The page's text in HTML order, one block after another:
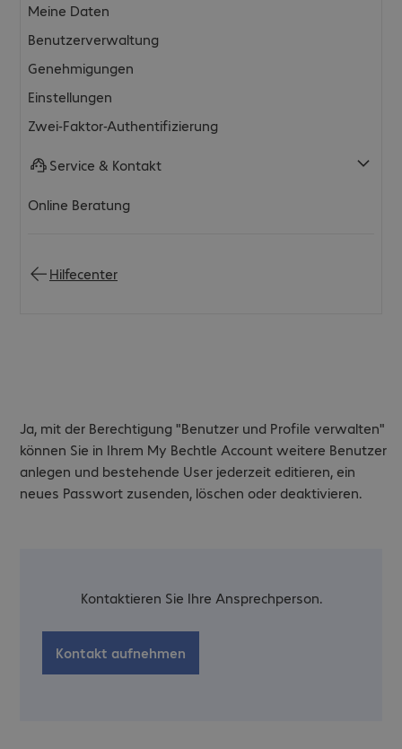
Meine Daten
Benutzerverwaltung
Genehmigungen
Einstellungen
Zwei-Faktor-Authentifizierung
Service & Kontakt
Online Beratung
Hilfecenter
Ja, mit der Berechtigung "Benutzer und Profile verwalten"
können Sie in Ihrem My Bechtle Account weitere Benutzer
anlegen und bestehende User jederzeit editieren, ein
neues Passwort zusenden, löschen oder deaktivieren.
Kontaktieren Sie Ihre Ansprechperson.
Kontakt aufnehmen